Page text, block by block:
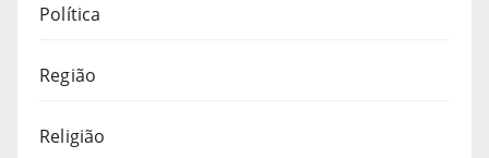
Política
Região
Religião